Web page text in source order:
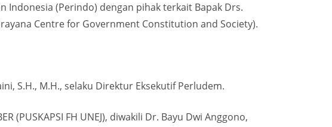
Indonesia (Perindo) dengan pihak terkait Bapak Drs.
Centre for Government Constitution and Society).
S.H., M.H., selaku Direktur Eksekutif Perludem.
(PUSKAPSI FH UNEJ), diwakili Dr. Bayu Dwi Anggono,